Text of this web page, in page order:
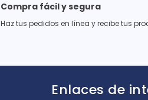
Compra fácil y segura
Haz tus pedidos en línea y recibe tus
Enlaces de